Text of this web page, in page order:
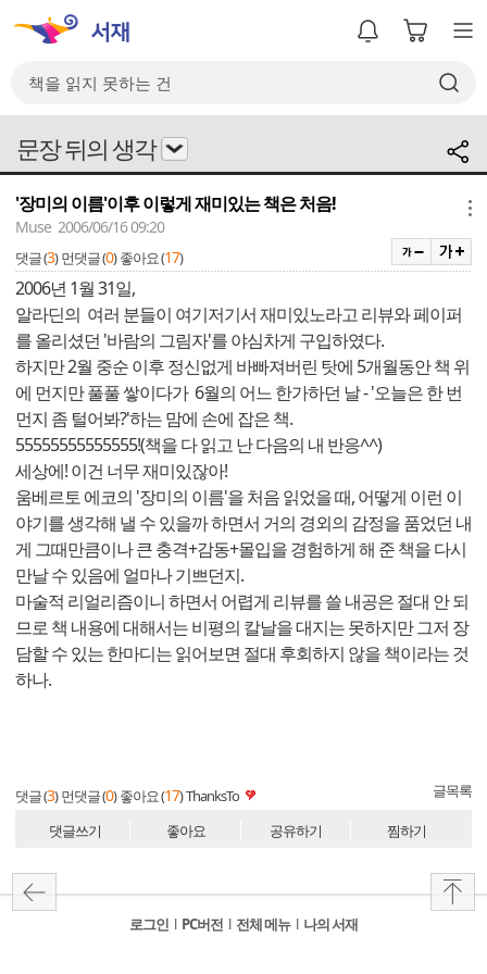
문장 뒤의 생각
'장미의 이름'이후 이렇게 재미있는 책은 처음!
Muse 2006/06/16 09:20
댓글 (3) 먼댓글 (0) 좋아요 (17)
2006년 1월 31일,
알라딘의 여러 분들이 여기저기서 재미있노라고 리뷰와 페이퍼
를 올리셨던 '바람의 그림자'를 야심차게 구입하였다.
하지만 2월 중순 이후 정신없게 바빠져버린 탓에 5개월동안 책 위
에 먼지만 풀풀 쌓이다가 6월의 어느 한가하던 날 - '오늘은 한 번
먼지 좀 털어봐?'하는 맘에 손에 잡은 책.
55555555555555!(책을 다 읽고 난 다음의 내 반응^^)
세상에! 이건 너무 재미있잖아!
움베르토 에코의 '장미의 이름'을 처음 읽었을 때, 어떻게 이런 이
야기를 생각해 낼 수 있을까 하면서 거의 경외의 감정을 품었던 내
게 그때만큼이나 큰 충격+감동+몰입을 경험하게 해 준 책을 다시
만날 수 있음에 얼마나 기쁘던지.
마술적 리얼리즘이니 하면서 어렵게 리뷰를 쓸 내공은 절대 안 되
므로 책 내용에 대해서는 비평의 칼날을 대지는 못하지만 그저 장
담할 수 있는 한마디는 읽어보면 절대 후회하지 않을 책이라는 것
하나.
댓글 (3) 먼댓글 (0) 좋아요 (17)ThanksTo 글목록
댓글쓰기 좋아요 공유하기 찜하기
로그인 l PC버전 l 전체 메뉴 l 나의 서재